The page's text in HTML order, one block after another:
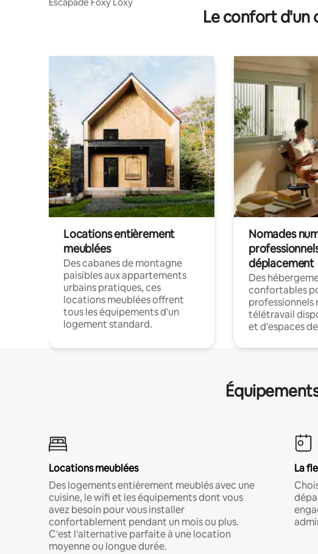
Le confort d'un
Locations entièrement
meublées
Des cabanes de montagne
paisibles aux appartements
urbains pratiques, ces
locations meublées offrent
tous les équipements d'un
logement standard.
Nomades
déplacement
Des
confortables
professionnels
télétravail
et d'espaces
Locations meublées
Des logements entièrement meublés avec une
cuisine, le wifi et les équipements dont vous
avez besoin pour vous installer
confortablement pendant un mois ou plus.
C'est l'alternative parfaite à une location
moyenne ou longue durée.
La